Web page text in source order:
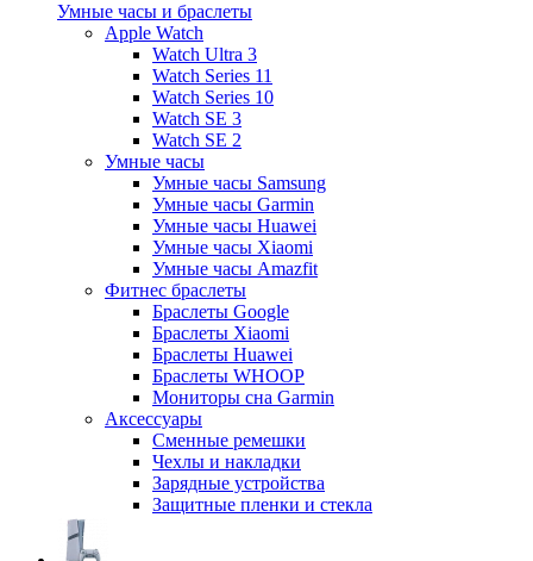
Умные часы и браслеты
Apple Watch
Watch Ultra 3
Watch Series 11
Watch Series 10
Watch SE 3
Watch SE 2
Умные часы
Умные часы Samsung
Умные часы Garmin
Умные часы Huawei
Умные часы Xiaomi
Умные часы Amazfit
Фитнес браслеты
Браслеты Google
Браслеты Xiaomi
Браслеты Huawei
Браслеты WHOOP
Мониторы сна Garmin
Аксессуары
Сменные ремешки
Чехлы и накладки
Зарядные устройства
Защитные пленки и стекла